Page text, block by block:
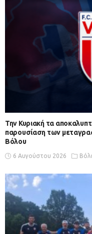
Την Κυριακή τα
παρουσίαση των
Βόλου
6 Αυγούστου 2026